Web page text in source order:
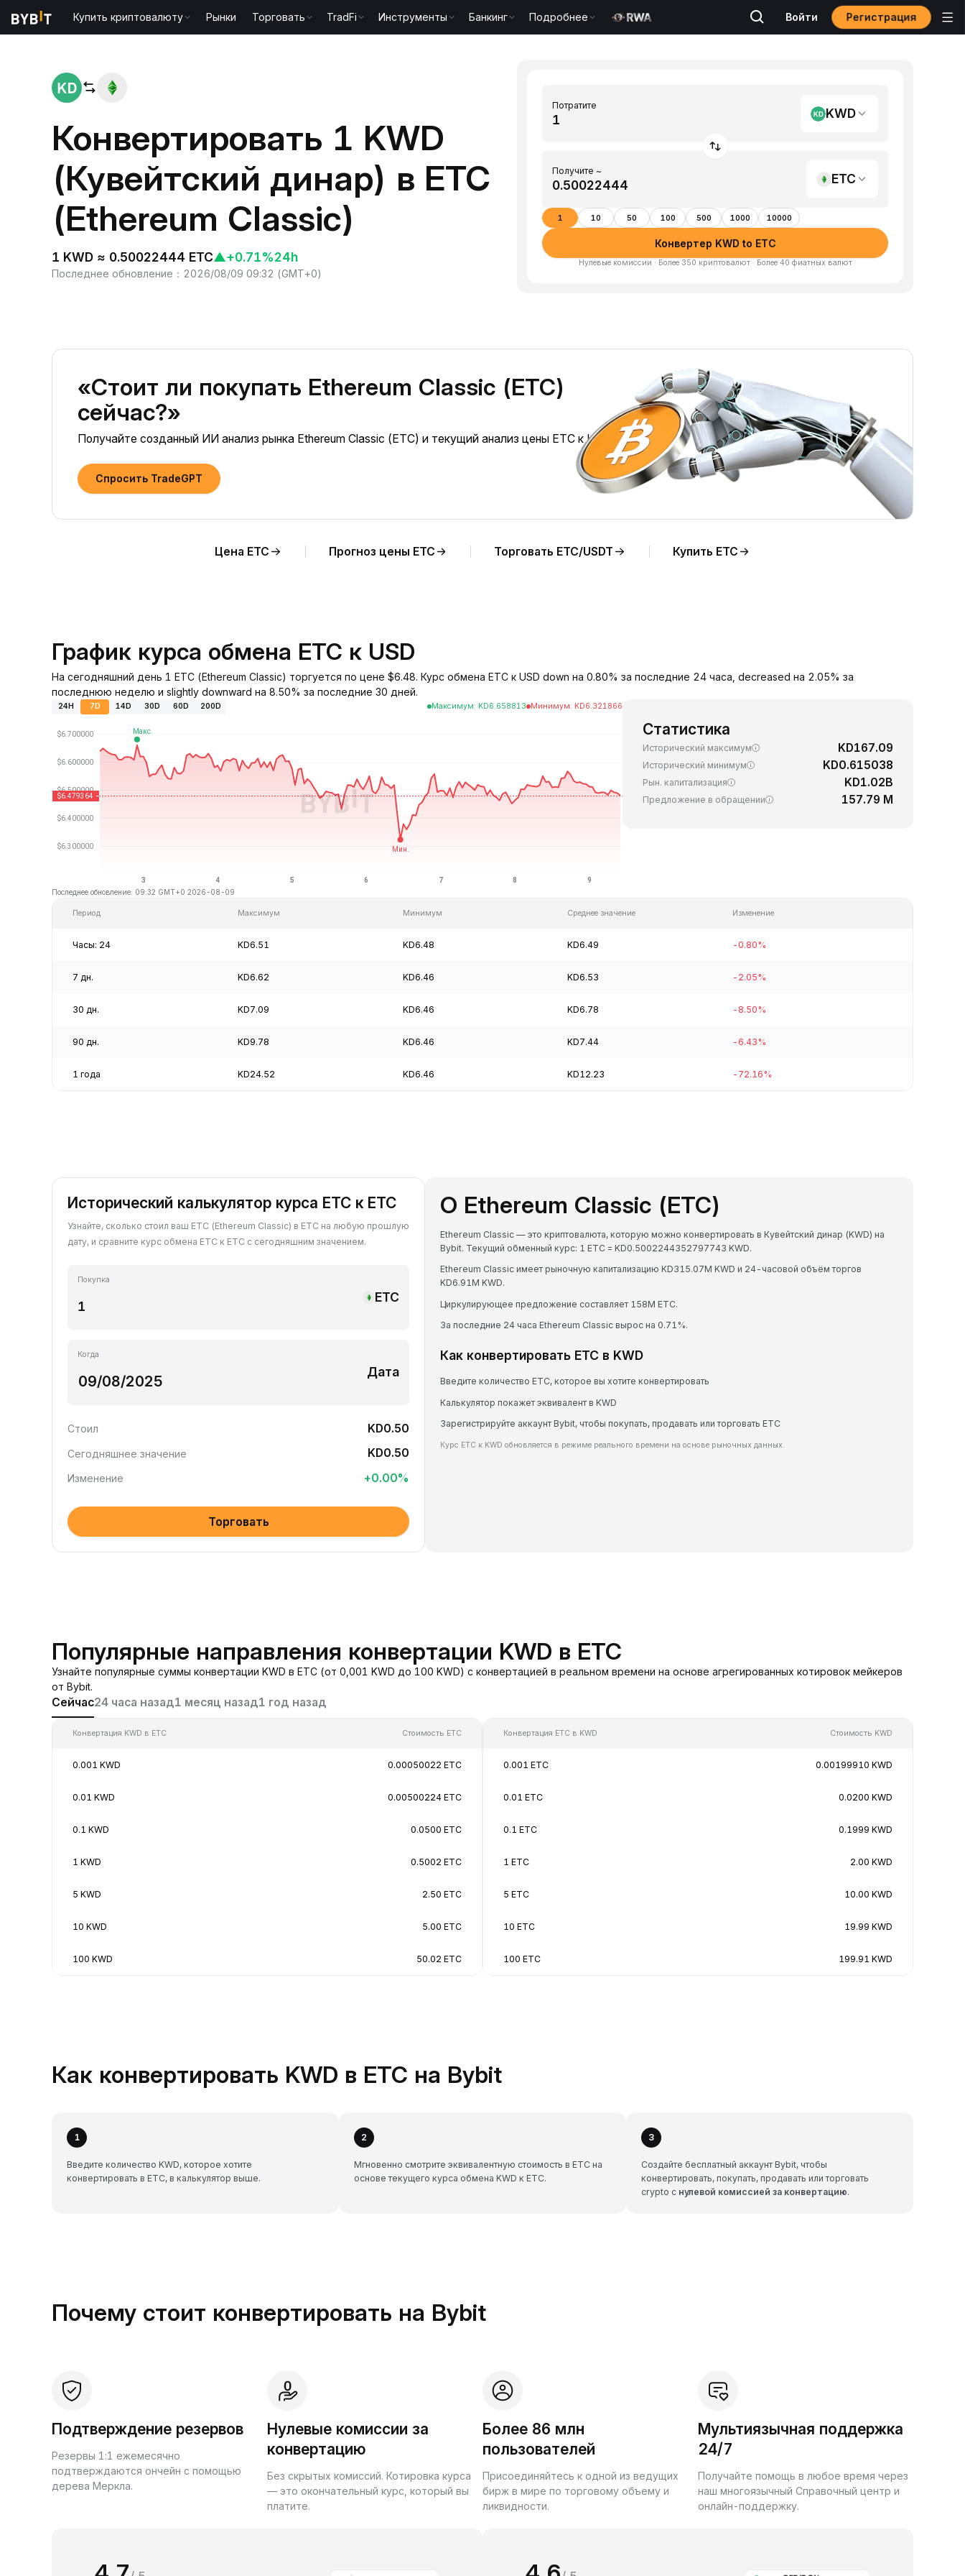
Купить криптовалюту Рынки Торговать TradFi Инструменты Банкинг Подробнее Войти Регистрация
Конвертировать 1 KWD
(Кувейтский динар) в ETC
(Ethereum Classic)
1 KWD ≈ 0.50022444 ETC▲+0.71%24h
Последнее обновление ： 2026/08/09 09:32 (GMT+0)
Потратите
KWD
Получите ~
ETC
1 10 50 100 500 1000 10000
Конвертер KWD to ETC
Нулевые комиссии · Более 350 криптовалют · Более 40 фиатных валют
«Стоит ли покупать Ethereum Classic (ETC)
сейчас?»
Получайте созданный ИИ анализ рынка Ethereum Classic (ETC) и текущий анализ цены ETC к KWD.
Спросить TradeGPT
Цена ETC Прогноз цены ETC Торговать ETC/USDT Купить ETC
График курса обмена ETC к USD
На сегодняшний день 1 ETC (Ethereum Classic) торгуется по цене $6.48. Курс обмена ETC к USD down на 0.80% за последние 24 часа, decreased на 2.05% за
последнюю неделю и slightly downward на 8.50% за последние 30 дней.
24H 7D 14D 30D 60D 200D Максимум: KD6.658813 Минимум: KD6.321866
Последнее обновление: 09:32 GMT+0 2026-08-09
Статистика
Исторический максимум KD167.09
Исторический минимум KD0.615038
Рын. капитализация KD1.02B
Предложение в обращении 157.79 M
Период Максимум Минимум Среднее значение Изменение
Часы: 24 KD6.51 KD6.48 KD6.49 -0.80%
7 дн. KD6.62 KD6.46 KD6.53 -2.05%
30 дн. KD7.09 KD6.46 KD6.78 -8.50%
90 дн. KD9.78 KD6.46 KD7.44 -6.43%
1 года KD24.52 KD6.46 KD12.23 -72.16%
Исторический калькулятор курса ETC к ETC
Узнайте, сколько стоил ваш ETC (Ethereum Classic) в ETC на любую прошлую
дату, и сравните курс обмена ETC к ETC с сегодняшним значением.
Покупка
ETC
Когда
Дата
Стоил KD0.50
Сегодняшнее значение KD0.50
Изменение +0.00%
Торговать
О Ethereum Classic (ETC)
Ethereum Classic — это криптовалюта, которую можно конвертировать в Кувейтский динар (KWD) на
Bybit. Текущий обменный курс: 1 ETC = KD0.5002244352797743 KWD.
Ethereum Classic имеет рыночную капитализацию KD315.07M KWD и 24-часовой объём торгов
KD6.91M KWD.
Циркулирующее предложение составляет 158M ETC.
За последние 24 часа Ethereum Classic вырос на 0.71%.
Как конвертировать ETC в KWD
Введите количество ETC, которое вы хотите конвертировать
Калькулятор покажет эквивалент в KWD
Зарегистрируйте аккаунт Bybit, чтобы покупать, продавать или торговать ETC
Курс ETC к KWD обновляется в режиме реального времени на основе рыночных данных.
Популярные направления конвертации KWD в ETC
Узнайте популярные суммы конвертации KWD в ETC (от 0,001 KWD до 100 KWD) с конвертацией в реальном времени на основе агрегированных котировок мейкеров
от Bybit.
Сейчас24 часа назад1 месяц назад1 год назад
Конвертация KWD в ETC Стоимость ETC
0.001 KWD 0.00050022 ETC
0.01 KWD 0.00500224 ETC
0.1 KWD 0.0500 ETC
1 KWD 0.5002 ETC
5 KWD 2.50 ETC
10 KWD 5.00 ETC
100 KWD 50.02 ETC
Конвертация ETC в KWD Стоимость KWD
0.001 ETC 0.00199910 KWD
0.01 ETC 0.0200 KWD
0.1 ETC 0.1999 KWD
1 ETC 2.00 KWD
5 ETC 10.00 KWD
10 ETC 19.99 KWD
100 ETC 199.91 KWD
Как конвертировать KWD в ETC на Bybit
1
Введите количество KWD, которое хотите
конвертировать в ETC, в калькулятор выше.
2
Мгновенно смотрите эквивалентную стоимость в ETC на
основе текущего курса обмена KWD к ETC.
3
Создайте бесплатный аккаунт Bybit, чтобы
конвертировать, покупать, продавать или торговать
crypto с нулевой комиссией за конвертацию.
Почему стоит конвертировать на Bybit
Подтверждение резервов
Резервы 1:1 ежемесячно
подтверждаются ончейн с помощью
дерева Меркла.
Нулевые комиссии за
конвертацию
Без скрытых комиссий. Котировка курса
— это окончательный курс, который вы
платите.
Более 86 млн
пользователей
Присоединяйтесь к одной из ведущих
бирж в мире по торговому объему и
ликвидности.
Мультиязычная поддержка
24/7
Получайте помощь в любое время через
наш многоязычный Справочный центр и
онлайн-поддержку.